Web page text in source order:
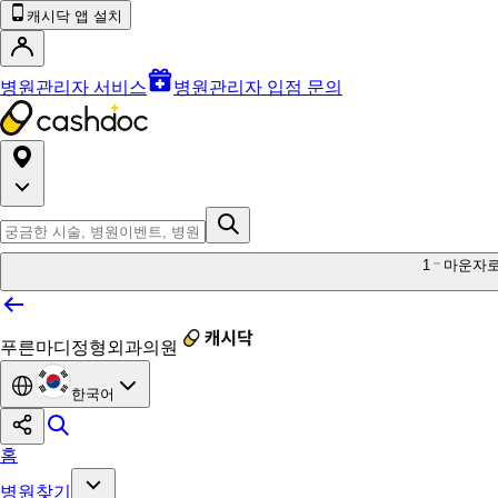
캐시닥 앱 설치
병원관리자 서비스 병원관리자 입점 문의
1 마운자
푸른마디정형외과의원
한국어
홈
병원찾기